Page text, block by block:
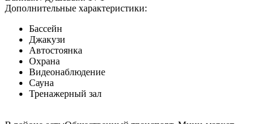
Дополнительные характеристики:
Бассейн
Джакузи
Автостоянка
Охрана
Видеонаблюдение
Сауна
Тренажерный зал